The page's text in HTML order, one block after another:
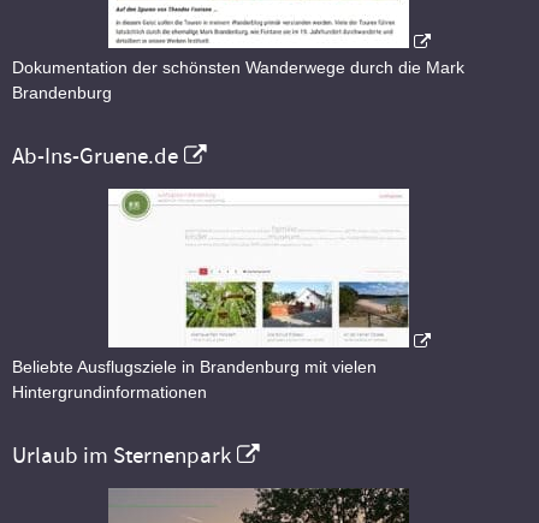
Dokumentation der schönsten Wanderwege durch die Mark
Brandenburg
Ab-Ins-Gruene.de
Beliebte Ausflugsziele in Brandenburg mit vielen
Hintergrundinformationen
Urlaub im Sternenpark